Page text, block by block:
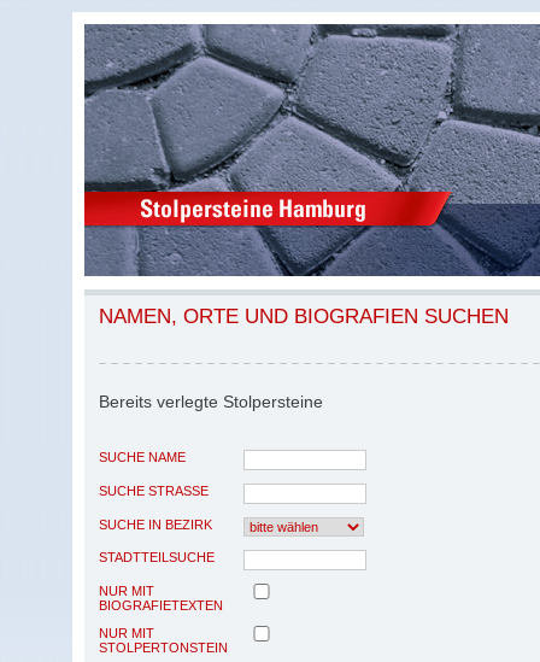
NAMEN, ORTE UND BIOGRAFIEN SUCHEN
Bereits verlegte Stolpersteine
SUCHE NAME
SUCHE STRASSE
SUCHE IN BEZIRK
STADTTEILSUCHE
NUR MIT
BIOGRAFIETEXTEN
NUR MIT
STOLPERTONSTEIN